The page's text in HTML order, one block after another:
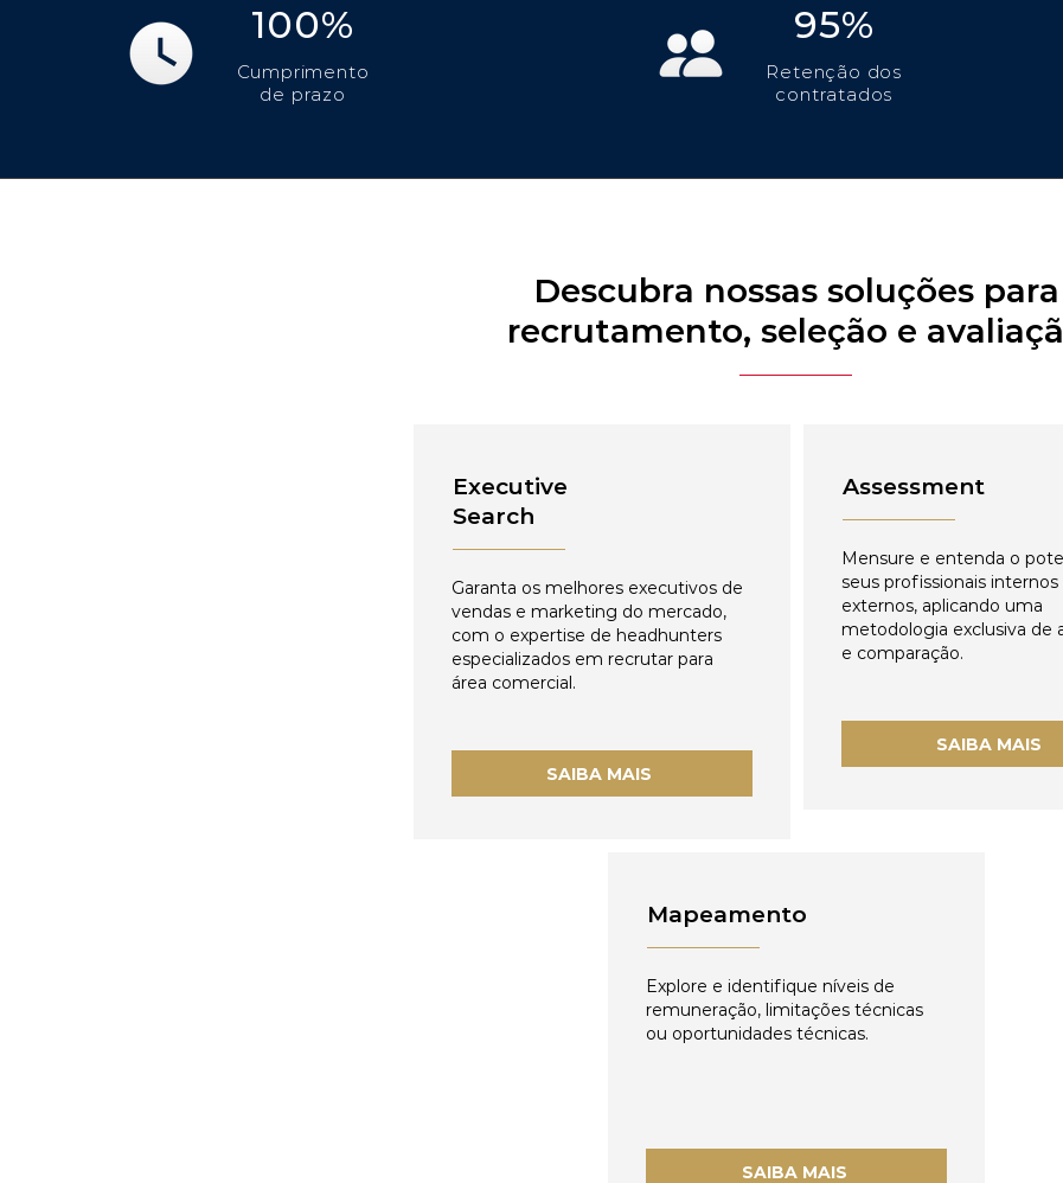
100%
Cumprimento
de prazo
95%
Retenção dos
contratados
Descubra nossas soluções para
recrutamento, seleção e
Executive
Search
Garanta os melhores executivos de
vendas e marketing do mercado,
com o expertise de headhunters
especializados em recrutar para
área comercial.
SAIBA MAIS
Assessment
Mensure e entenda o
seus profissionais internos
externos, aplicando uma
metodologia exclusiva de
e comparação.
SAIBA MAIS
Mapeamento
Explore e identifique níveis de
remuneração, limitações técnicas
ou oportunidades técnicas.
SAIBA MAIS